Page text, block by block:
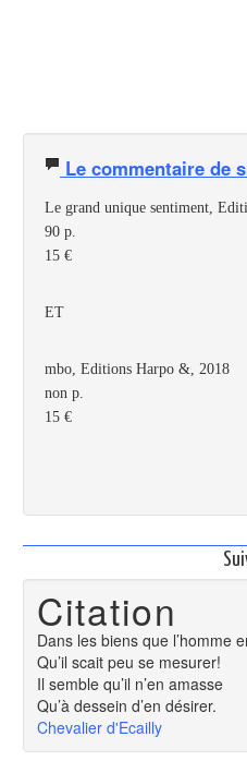
Le commentaire de
Le grand unique sentiment,
90 p.
15 €
ET
mbo, Editions Harpo &, 2018
non p.
15 €
Citation
Dans les biens que l’homme
Qu’il scait peu se mesurer!
Il semble qu’il n’en amasse
Qu’à dessein d’en désirer.
Chevalier d'Ecailly